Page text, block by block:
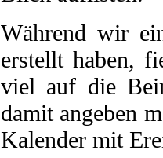
Während wir
erstellt haben,
viel auf die
damit angeben
Kalender mit